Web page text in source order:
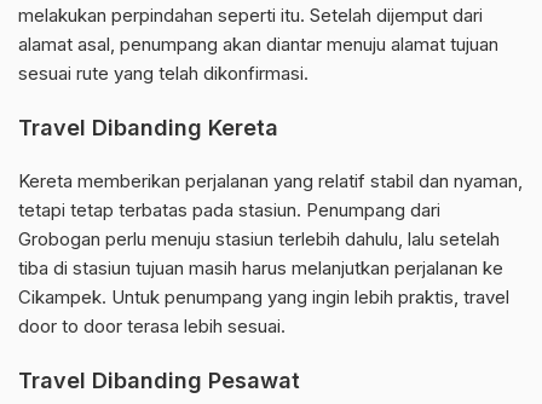
melakukan perpindahan seperti itu. Setelah dijemput dari
alamat asal, penumpang akan diantar menuju alamat tujuan
sesuai rute yang telah dikonfirmasi.
Travel Dibanding Kereta
Kereta memberikan perjalanan yang relatif stabil dan nyaman,
tetapi tetap terbatas pada stasiun. Penumpang dari
Grobogan perlu menuju stasiun terlebih dahulu, lalu setelah
tiba di stasiun tujuan masih harus melanjutkan perjalanan ke
Cikampek. Untuk penumpang yang ingin lebih praktis, travel
door to door terasa lebih sesuai.
Travel Dibanding Pesawat